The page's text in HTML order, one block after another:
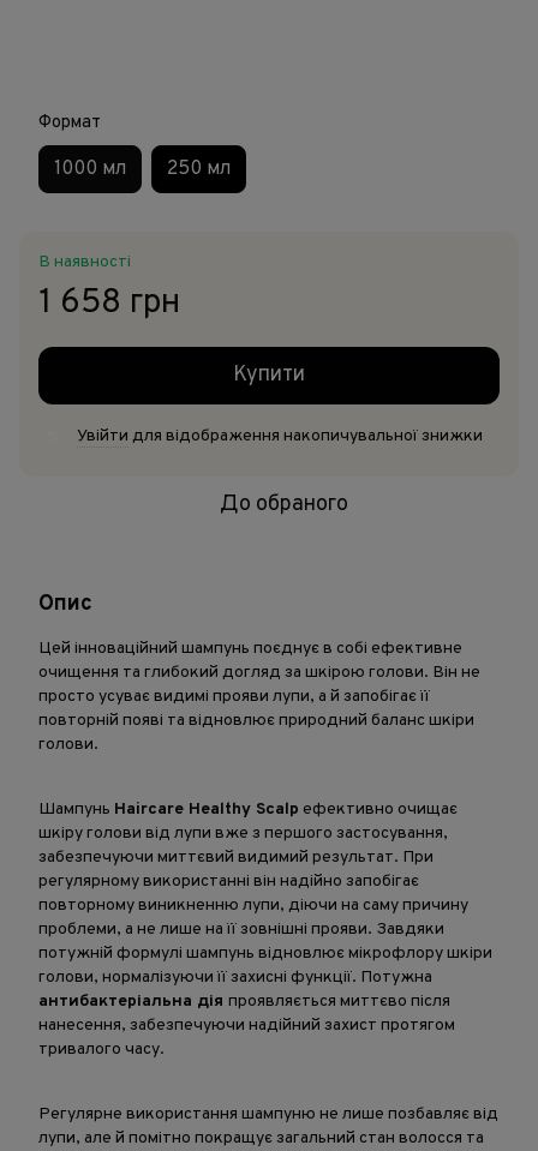
Формат
1000 мл 250 мл
В наявності
1 658 грн
Купити
Увійти для відображення накопичувальної знижки
До обраного
Опис
Цей інноваційний шампунь поєднує в собі ефективне
очищення та глибокий догляд за шкірою голови. Він не
просто усуває видимі прояви лупи, а й запобігає її
повторній появі та відновлює природний баланс шкіри
голови.
Шампунь Haircare Healthy Scalp ефективно очищає
шкіру голови від лупи вже з першого застосування,
забезпечуючи миттєвий видимий результат. При
регулярному використанні він надійно запобігає
повторному виникненню лупи, діючи на саму причину
проблеми, а не лише на її зовнішні прояви. Завдяки
потужній формулі шампунь відновлює мікрофлору шкіри
голови, нормалізуючи її захисні функції. Потужна
антибактеріальна дія проявляється миттєво після
нанесення, забезпечуючи надійний захист протягом
тривалого часу.
Регулярне використання шампуню не лише позбавляє від
лупи, але й помітно покращує загальний стан волосся та